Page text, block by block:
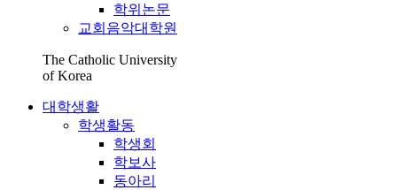
학위논문
교회음악대학원
The Catholic University
of Korea
대학생활
학생활동
학생회
학보사
동아리